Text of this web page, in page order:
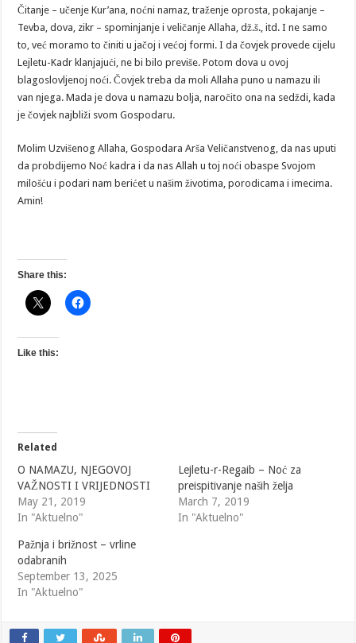
Čitanje – učenje Kur’ana, noćni namaz, traženje oprosta, pokajanje –
Tevba, dova, zikr – spominjanje i veličanje Allaha, dž.š., itd. I ne samo
to, već moramo to činiti u jačoj i većoj formi. I da čovjek provede cijelu
Lejletu-Kadr klanjajući, ne bi bilo previše. Potom dova u ovoj
blagoslovljenoj noći. Čovjek treba da moli Allaha puno u namazu ili
van njega. Mada je dova u namazu bolja, naročito ona na sedždi, kada
je čovjek najbliži svom Gospodaru.
Molim Uzvišenog Allaha, Gospodara Arša Veličanstvenog, da nas uputi
da probdijemo Noć kadra i da nas Allah u toj noći obaspe Svojom
milošću i podari nam berićet u našim životima, porodicama i imecima.
Amin!
Share this:
Like this:
Related
O NAMAZU, NJEGOVOJ
VAŽNOSTI I VRIJEDNOSTI
May 21, 2019
In "Aktuelno"
Lejletu-r-Regaib – Noć za
preispitivanje naših želja
March 7, 2019
In "Aktuelno"
Pažnja i brižnost – vrline
odabranih
September 13, 2025
In "Aktuelno"